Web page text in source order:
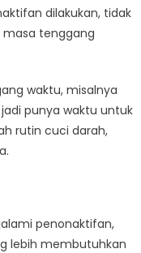
dilakukan, tidak
tenggang
waktu, misalnya
punya waktu untuk
rutin cuci darah,
penonaktifan,
lebih membutuhkan